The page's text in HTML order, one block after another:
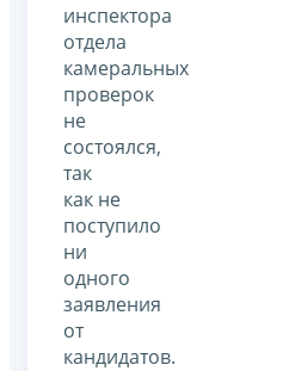
инспектора
отдела
камеральных
проверок
не
состоялся,
так
как не
поступило
ни
одного
заявления
от
кандидатов.